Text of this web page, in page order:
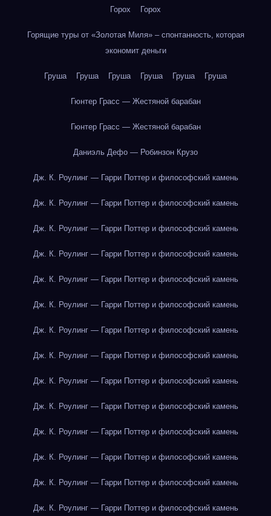
Горох Горох
Горящие туры от «Золотая Миля» – спонтанность, которая
экономит деньги
Груша Груша Груша Груша Груша Груша
Гюнтер Грасс — Жестяной барабан
Гюнтер Грасс — Жестяной барабан
Даниэль Дефо — Робинзон Крузо
Дж. К. Роулинг — Гарри Поттер и философский камень
Дж. К. Роулинг — Гарри Поттер и философский камень
Дж. К. Роулинг — Гарри Поттер и философский камень
Дж. К. Роулинг — Гарри Поттер и философский камень
Дж. К. Роулинг — Гарри Поттер и философский камень
Дж. К. Роулинг — Гарри Поттер и философский камень
Дж. К. Роулинг — Гарри Поттер и философский камень
Дж. К. Роулинг — Гарри Поттер и философский камень
Дж. К. Роулинг — Гарри Поттер и философский камень
Дж. К. Роулинг — Гарри Поттер и философский камень
Дж. К. Роулинг — Гарри Поттер и философский камень
Дж. К. Роулинг — Гарри Поттер и философский камень
Дж. К. Роулинг — Гарри Поттер и философский камень
Дж. К. Роулинг — Гарри Поттер и философский камень